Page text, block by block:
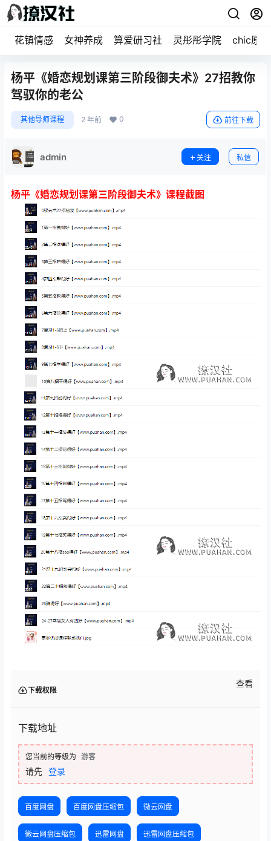
花镇情感 女神养成 算爱研习社 灵彤彤学院 chic原醉
杨平《婚恋规划课第三阶段御夫术》27招教你
驾驭你的老公
其他导师课程 2 年前 0 前往下载
admin 关注 私信
杨平《婚恋规划课第三阶段御夫术》课程截图
下载权限
查看
下载地址
您当前的等级为 游客
请先 登录
百度网盘 百度网盘压缩包 微云网盘
微云网盘压缩包 迅雷网盘 迅雷网盘压缩包